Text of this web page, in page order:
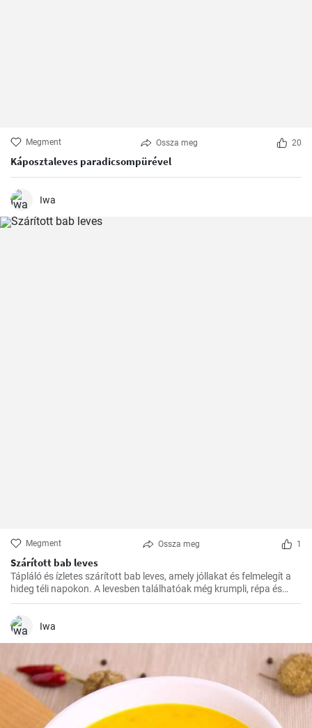
Megment Ossza meg 20
Káposztaleves paradicsompürével
Iwa
Megment Ossza meg 1
Szárított bab leves
Tápláló és ízletes szárított bab leves, amely jóllakat és felmelegít a
hideg téli napokon. A levesben találhatóak még krumpli, répa és
hagyma is, amelyek gazdag ízt és illatot kölcsönöznek neki.
Iwa